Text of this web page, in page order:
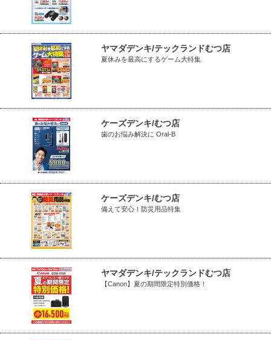
ヤマダデンキ/テックランドむつ店
夏休みを最高にするゲーム大特集
ケーズデンキ/むつ店
歯のお悩み解決に Oral-B
ケーズデンキ/むつ店
備えて安心！防災用品特集
ヤマダデンキ/テックランドむつ店
【Canon】夏の期間限定特別価格！